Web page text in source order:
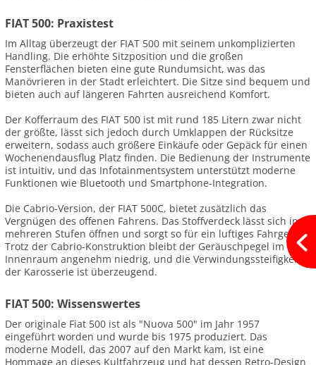
FIAT 500: Praxistest
Im Alltag überzeugt der FIAT 500 mit seinem unkomplizierten
Handling. Die erhöhte Sitzposition und die großen
Fensterflächen bieten eine gute Rundumsicht, was das
Manövrieren in der Stadt erleichtert. Die Sitze sind bequem und
bieten auch auf längeren Fahrten ausreichend Komfort.
Der Kofferraum des FIAT 500 ist mit rund 185 Litern zwar nicht
der größte, lässt sich jedoch durch Umklappen der Rücksitze
erweitern, sodass auch größere Einkäufe oder Gepäck für einen
Wochenendausflug Platz finden. Die Bedienung der Instrumente
ist intuitiv, und das Infotainmentsystem unterstützt moderne
Funktionen wie Bluetooth und Smartphone-Integration.
Die Cabrio-Version, der FIAT 500C, bietet zusätzlich das
Vergnügen des offenen Fahrens. Das Stoffverdeck lässt sich in
mehreren Stufen öffnen und sorgt so für ein luftiges Fahrgefühl.
Trotz der Cabrio-Konstruktion bleibt der Geräuschpegel im
Innenraum angenehm niedrig, und die Verwindungssteifigkeit
der Karosserie ist überzeugend.
FIAT 500: Wissenswertes
Der originale Fiat 500 ist als "Nuova 500" im Jahr 1957
eingeführt worden und wurde bis 1975 produziert. Das
moderne Modell, das 2007 auf den Markt kam, ist eine
Hommage an dieses Kultfahrzeug und hat dessen Retro-Design